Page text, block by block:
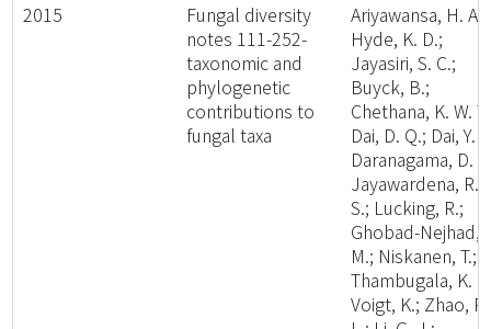
2015
Fungal diversity
notes 111-252-
taxonomic and
phylogenetic
contributions to
fungal taxa
Ariyawansa, H. A.;
Hyde, K. D.;
Jayasiri, S. C.;
Buyck, B.;
Chethana, K. W.
Dai, D. Q.; Dai, Y.
Daranagama, D.
Jayawardena, R.
S.; Lucking, R.;
Ghobad-Nejhad,
M.; Niskanen, T.;
Thambugala, K.
Voigt, K.; Zhao, R.